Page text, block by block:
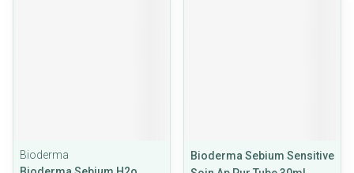
Bioderma
Bioderma Sebium Sensitive